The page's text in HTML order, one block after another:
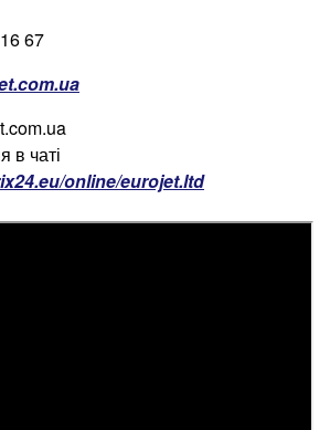
67
в чаті
online/eurojet.ltd